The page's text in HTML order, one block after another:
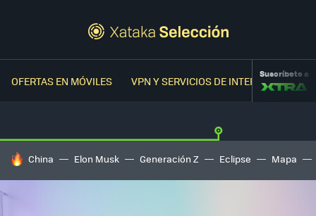
OFERTAS EN MÓVILES VPN Y SERVICIOS DE INTERNETSuscríbete a
HOY SE HABLA DE
China Elon Musk Generación Z Eclipse Mapa